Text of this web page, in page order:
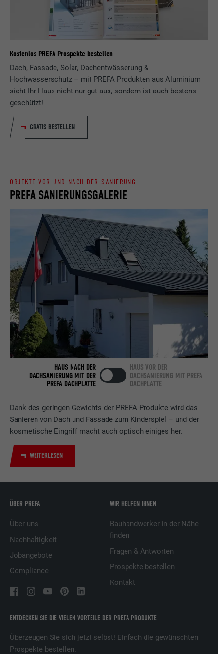
Kostenlos PREFA Prospekte bestellen
Dach, Fassade, Solar, Dachentwässerung &
Hochwasserschutz – mit PREFA Produkten aus Aluminium
sieht Ihr Haus nicht nur gut aus, sondern ist auch bestens
geschützt!
GRATIS BESTELLEN
Dank des geringen Gewichts der PREFA Produkte wird das
Sanieren von Dach und Fassade zum Kinderspiel – und der
kosmetische Eingriff macht auch optisch einiges her.
WEITERLESEN
PREFA SANIERUNGSGALERIE
OBJEKTE VOR UND NACH DER SANIERUNG
HAUS NACH DER
DACHSANIERUNG MIT DER
PREFA DACHPLATTE
HAUS VOR DER
DACHSANIERUNG MIT PREFA
DACHPLATTE
ENTDECKEN SIE DIE VIELEN VORTEILE DER PREFA PRODUKTE
Überzeugen Sie sich jetzt selbst! Einfach die gewünschten
Prospekte bestellen.
ÜBER PREFA
Über uns
Nachhaltigkeit
Jobangebote
Compliance
WIR HELFEN IHNEN
Bauhandwerker in der Nähe
finden
Fragen & Antworten
Prospekte bestellen
Kontakt
wird, um statistische Daten dazu, wieder
Besucher die Website nutzt, zu generieren.
Anbieter Google Optimize
Laufzeit 90 Tage
Zweck
der Browser das Setzen von Cookies
ads.linkedin.com
Sitzung
Zweck
Speichert die vom Benutzer ausgewählte
Sprach version einer Webseite.
Anbieter LinkedIn
Laufzeit Sitzung
uns"-Fenster enthält.
bcookie
Anbieter LinkedIn
Laufzeit 2 Jahre
Verwendet vom Social-Networking-Dienst
LinkedIn für die Verfolgung der
Verwendung von eingebetteten
Dienstleistungen.
Name bscookie
LinkedIn
Zweck
LinkedIn für die Verfolgung der
Verwendung von eingebetteten
Dienstleistungen.
Anbieter
Laufzeit
mehreren Webseiten zu verfolgen, um
relevante Werbung basierend auf den
präsentieren.
Name lidc
Anbieter LinkedIn